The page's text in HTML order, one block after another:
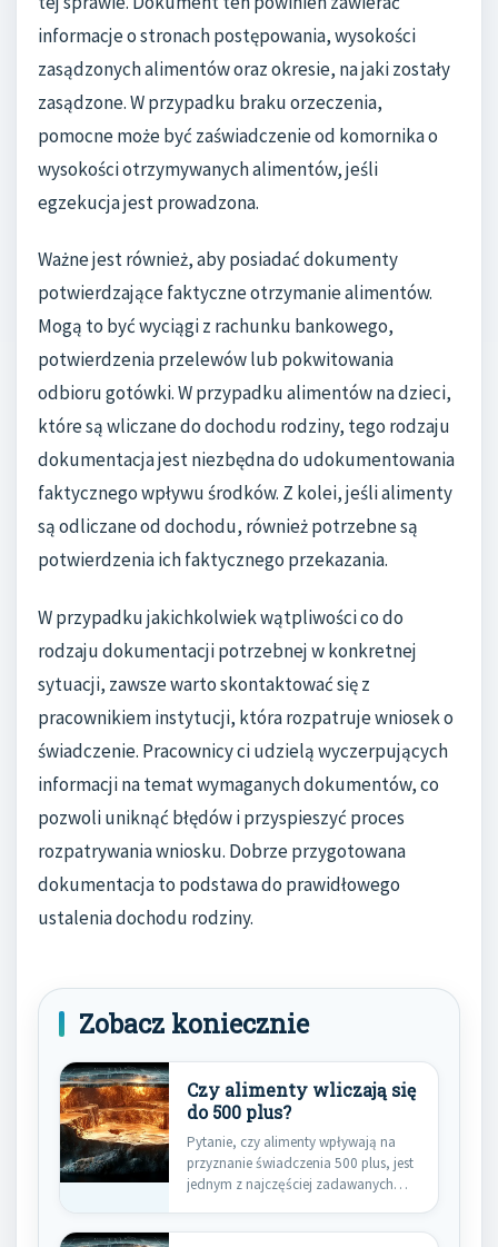
informacje o stronach postępowania, wysokości
zasądzonych alimentów oraz okresie, na jaki zostały
zasądzone. W przypadku braku orzeczenia,
pomocne może być zaświadczenie od komornika o
wysokości otrzymywanych alimentów, jeśli
egzekucja jest prowadzona.
Ważne jest również, aby posiadać dokumenty
potwierdzające faktyczne otrzymanie alimentów.
Mogą to być wyciągi z rachunku bankowego,
potwierdzenia przelewów lub pokwitowania
odbioru gotówki. W przypadku alimentów na dzieci,
które są wliczane do dochodu rodziny, tego rodzaju
dokumentacja jest niezbędna do udokumentowania
faktycznego wpływu środków. Z kolei, jeśli alimenty
są odliczane od dochodu, również potrzebne są
potwierdzenia ich faktycznego przekazania.
W przypadku jakichkolwiek wątpliwości co do
rodzaju dokumentacji potrzebnej w konkretnej
sytuacji, zawsze warto skontaktować się z
pracownikiem instytucji, która rozpatruje wniosek o
świadczenie. Pracownicy ci udzielą wyczerpujących
informacji na temat wymaganych dokumentów, co
pozwoli uniknąć błędów i przyspieszyć proces
rozpatrywania wniosku. Dobrze przygotowana
dokumentacja to podstawa do prawidłowego
ustalenia dochodu rodziny.
Zobacz koniecznie
Czy alimenty wliczają się
do 500 plus?
Pytanie, czy alimenty wpływają na
przyznanie świadczenia 500 plus, jest
jednym z najczęściej zadawanych